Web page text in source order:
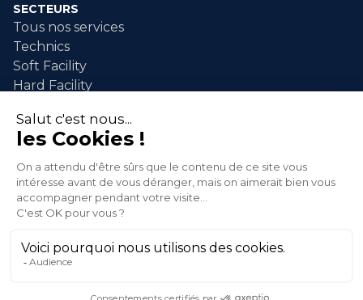
SECTEURS
Tous nos services
Technics
Soft Facility
Hard Facility
Maintenance industrielle
Nettoyage industriel
Nettoyage événementiel
Intervention après sinistre
Espaces Verts
© 2026 XLG SA. All rights reserved.
Politique de confidentialité
Lancer une alerte